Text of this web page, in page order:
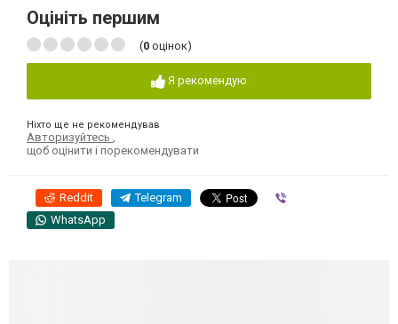
Оцініть першим
(0 оцінок)
Я рекомендую
Ніхто ще не рекомендував
Авторизуйтесь ,
щоб оцінити і порекомендувати
Reddit Telegram
WhatsApp